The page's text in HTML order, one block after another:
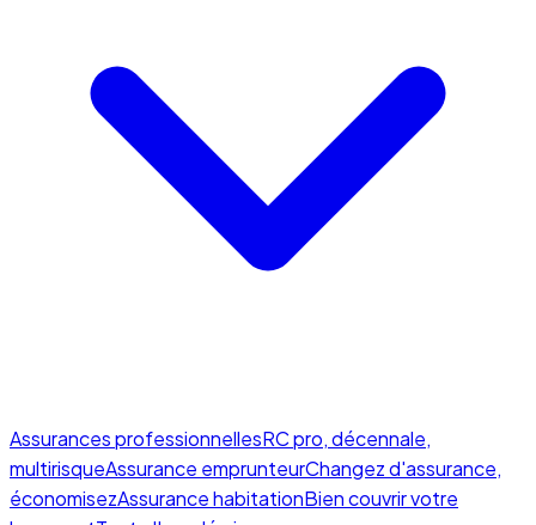
Assurances professionnellesRC pro, décennale,
multirisqueAssurance emprunteurChangez d'assurance,
économisezAssurance habitationBien couvrir votre